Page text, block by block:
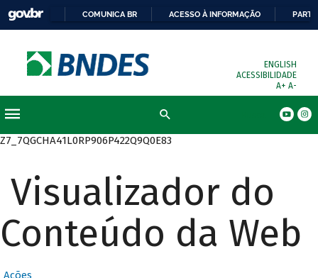
COMUNICA BR ACESSO À INFORMAÇÃO
ENGLISH
ACESSIBILIDADE
A+ A-
Z7_7QGCHA41L0RP906P422Q9Q0E83
Visualizador do
Conteúdo da Web